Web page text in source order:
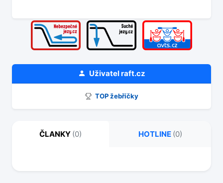
Uživatelraft.cz
TOP žebříčky
ČLANKY (0) HOTLINE (0)